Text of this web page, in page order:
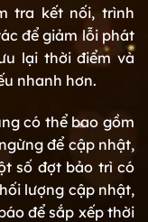
tra kết nối, trình
để giảm lỗi phát
lại thời điểm và
nhanh hơn.
có thể bao gồm
để cập nhật,
số đợt bảo trì có
lượng cập nhật,
để sắp xếp thời